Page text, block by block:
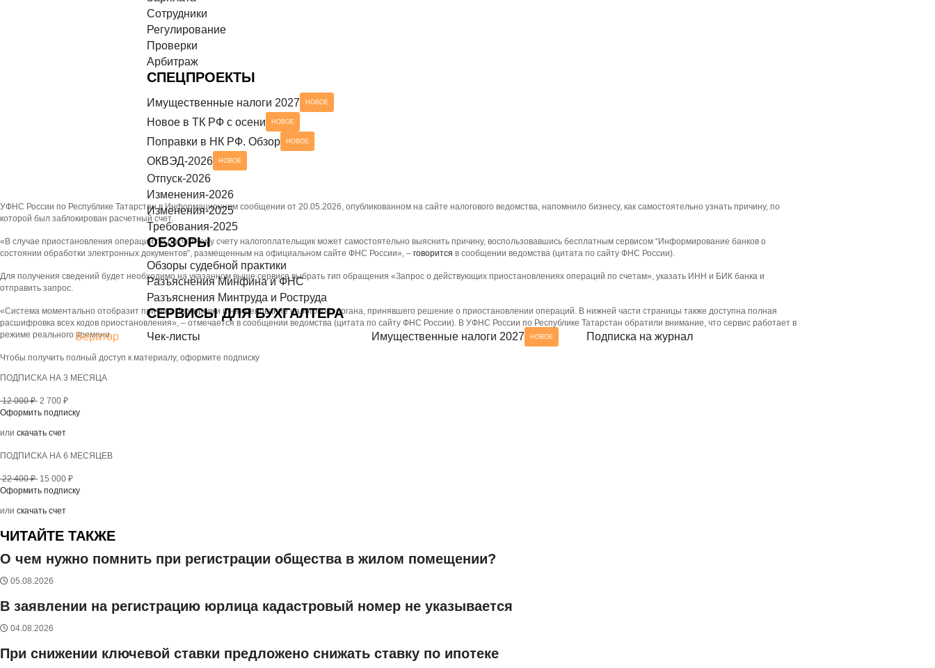
НОВОЕ
ДЛЯ БУХГАЛТЕРА
Бератор
Сотрудники
Регулирование
Проверки
Арбитраж
СПЕЦПРОЕКТЫ
Имущественные налоги 2027 НОВОЕ
Новое в ТК РФ с осени НОВОЕ
Поправки в НК РФ. Обзор НОВОЕ
ОКВЭД-2026 НОВОЕ
Отпуск-2026
Изменения-2026
Изменения-2025
Требования-2025
ОБЗОРЫ
Обзоры судебной практики
Разъяснения Минфина и ФНС
Разъяснения Минтруда и Роструда
СЕРВИСЫ ДЛЯ БУХГАЛТЕРА
Чек-листы Имущественные налоги 2027 НОВОЕ Подписка на журнал
УФНС России по Республике Татарстан в Информационном сообщении от 20.05.2026, опубликованном на сайте налогового ведомства, напомнило бизнесу, как самостоятельно узнать причину, по
которой был заблокирован расчетный счет.
«В случае приостановления операций по расчетному счету налогоплательщик может самостоятельно выяснить причину, воспользовавшись бесплатным сервисом “Информирование банков о
состоянии обработки электронных документов”, размещенным на официальном сайте ФНС России», – говорится в сообщении ведомства (цитата по сайту ФНС России).
Для получения сведений будет необходимо на указанном выше сервисе выбрать тип обращения «Запрос о действующих приостановлениях операций по счетам», указать ИНН и БИК банка и
отправить запрос.
«Система моментально отобразит причину блокировки и наименование налогового органа, принявшего решение о приостановлении операций. В нижней части страницы также доступна полная
расшифровка всех кодов приостановления», – отмечается в сообщении ведомства (цитата по сайту ФНС России). В УФНС России по Республике Татарстан обратили внимание, что сервис работает в
режиме реального времени.
Чтобы получить полный доступ к материалу, оформите подписку
ПОДПИСКА НА 3 МЕСЯЦА
12 000 ₽ 2 700 ₽
Оформить подписку
или скачать счет
ПОДПИСКА НА 6 МЕСЯЦЕВ
22 400 ₽ 15 000 ₽
Оформить подписку
или скачать счет
ЧИТАЙТЕ ТАКЖЕ
О чем нужно помнить при регистрации общества в жилом помещении?
05.08.2026
В заявлении на регистрацию юрлица кадастровый номер не указывается
04.08.2026
При снижении ключевой ставки предложено снижать ставку по ипотеке